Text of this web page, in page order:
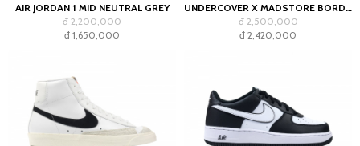
AIR JORDAN 1 MID NEUTRAL GREY
đ 2,200,000
đ 1,650,000
UNDERCOVER X MADSTORE BORDEAUX T-SHIRT
đ 2,500,000
đ 2,420,000